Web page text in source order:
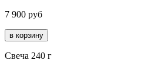
7 900 руб
Свеча 240 г